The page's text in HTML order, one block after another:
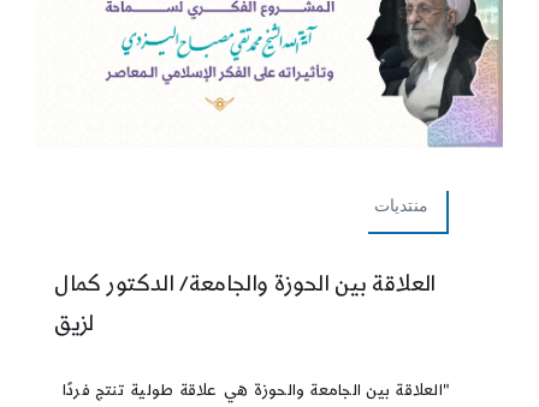
منتديات
العلاقة بين الحوزة والجامعة/ الدكتور كمال
لزيق
"العلاقة بين الجامعة والحوزة هي علاقة طولية تنتج فردًا